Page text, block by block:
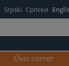
Srpski Српски
Civic corner